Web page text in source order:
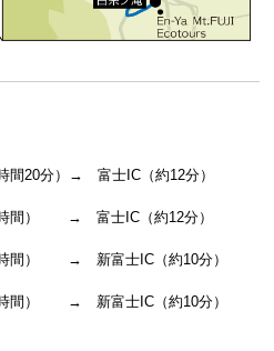
間20分）→ 富士IC（約12分）
時間） → 富士IC（約12分）
時間） → 新富士IC（約10分）
時間） → 新富士IC（約10分）